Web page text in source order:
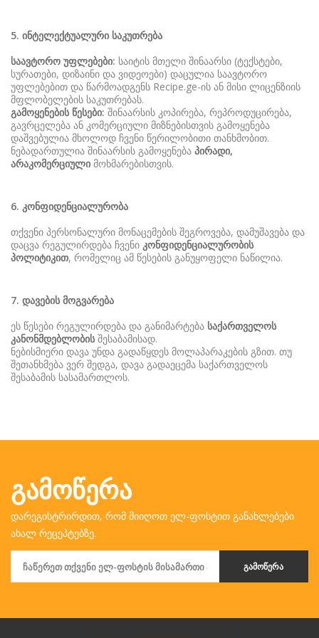
5. ინტელექტუალური საკუთრება
საავტორო უფლებები: საიტის მთელი შინაარსი (ტექსტები,
სურათები, დიზაინი და ვიდეოები) დაცულია საავტორო
უფლებებით და წარმოადგენს Recipe.ge-ის ან მისი ლიცენზიის
მფლობელების საკუთრებას.
გამოყენების წესები: შინაარსის კოპირება, რეპროდუცირება,
გავრცელება ან კომერციული მიზნებისთვის გამოყენება
დაშვებულია მხოლოდ ჩვენი წერილობითი თანხმობით.
ნებადართულია შინაარსის გამოყენება პირადი,
არაკომერციული მოხმარებისთვის.
6. კონფიდენციალურობა
თქვენი პერსონალური მონაცემების შეგროვება, დამუშავება და
დაცვა რეგულირდება ჩვენი კონფიდენციალურობის
პოლიტიკით, რომელიც ამ წესების განუყოფელი ნაწილია.
7. დავების მოგვარება
ეს წესები რეგულირდება და განიმარტება საქართველოს
კანონმდებლობის შესაბამისად.
ნებისმიერი დავა უნდა გადაწყდეს მოლაპარაკების გზით. თუ
შეთანხმება ვერ შედგა, დავა გადაეცემა საქართველოს
შესაბამის სასამართლოს.
ᲒᲐᲛᲝᲬᲔᲠᲐ
დარეგისტრირდით, რომ მიიღოთ ელ-ფოსტით განახლებები
ახალ რეცეპტებზე.
ᲒᲐᲛᲝᲬᲔᲠᲐ